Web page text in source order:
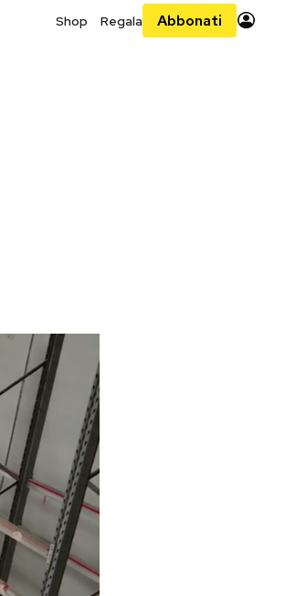
Shop Regala Abbonati